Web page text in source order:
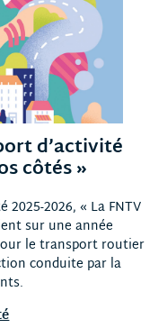
d’activité
côtés »
2025-2026, « La FNTV
sur une année
le transport routier
conduite par la